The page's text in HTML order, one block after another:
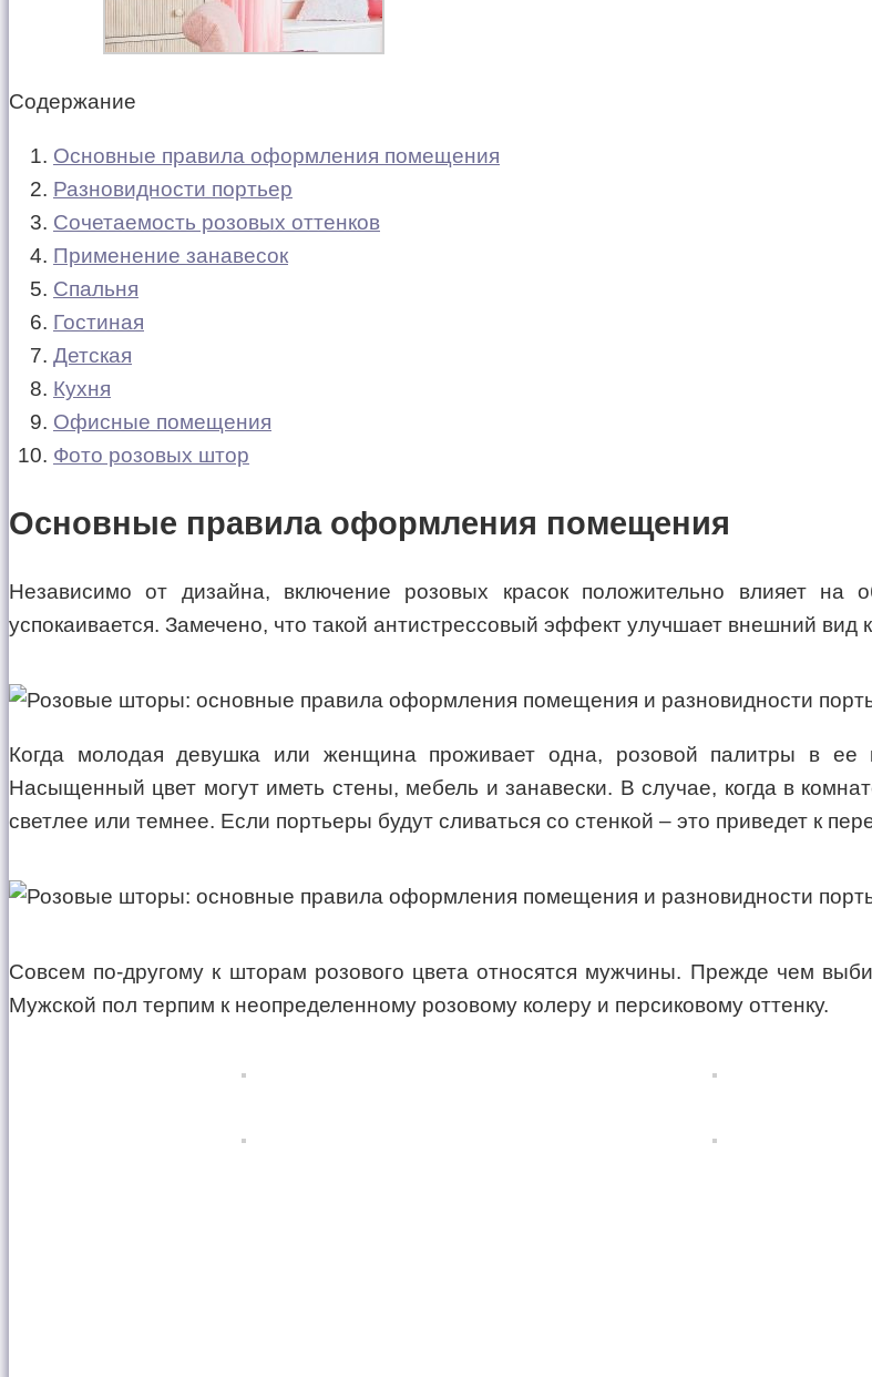
Содержание
Основные правила оформления помещения
Разновидности портьер
Сочетаемость розовых оттенков
Применение занавесок
Спальня
Гостиная
Детская
Кухня
Офисные помещения
Фото розовых штор
Основные правила оформления помещения
Независимо от дизайна, включение розовых красок положительно влияет на
успокаивается. Замечено, что такой антистрессовый эффект улучшает внешний вид
Когда молодая девушка или женщина проживает одна, розовой палитры в ее
Насыщенный цвет могут иметь стены, мебель и занавески. В случае, когда в
светлее или темнее. Если портьеры будут сливаться со стенкой – это приведет к
Совсем по-другому к шторам розового цвета относятся мужчины. Прежде чем
Мужской пол терпим к неопределенному розовому колеру и персиковому оттенку.